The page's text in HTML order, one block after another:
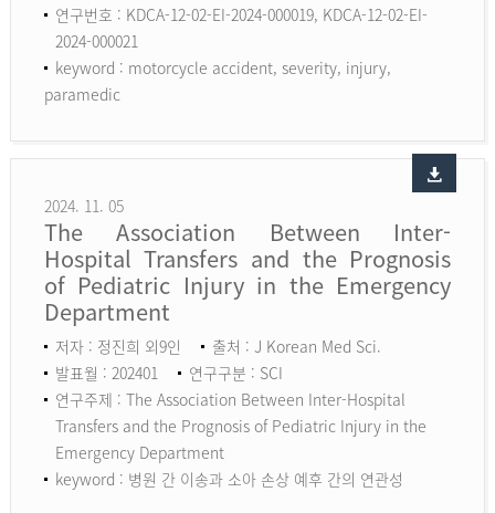
연구번호 : KDCA-12-02-EI-2024-000019, KDCA-12-02-EI-
2024-000021
keyword : motorcycle accident, severity, injury,
paramedic
2024. 11. 05
The Association Between Inter-
Hospital Transfers and the Prognosis
of Pediatric Injury in the Emergency
Department
저자 : 정진희 외9인
출처 : J Korean Med Sci.
발표월 : 202401
연구구분 : SCI
연구주제 : The Association Between Inter-Hospital
Transfers and the Prognosis of Pediatric Injury in the
Emergency Department
keyword : 병원 간 이송과 소아 손상 예후 간의 연관성